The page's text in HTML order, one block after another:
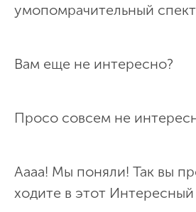
умопомрачительный
Вам еще не интересно?
Просо совсем не
Аааа! Мы поняли! Так вы
ходите в этот Интересный